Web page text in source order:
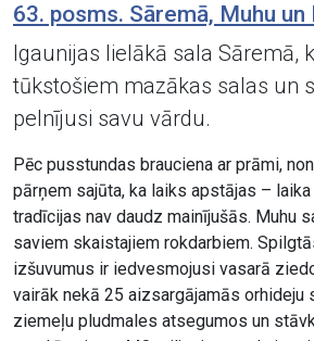
63. posms. Sāremā, Muhu un
Igaunijas lielākā sala Sāremā,
tūkstošiem mazākas salas un
pelnījusi savu vārdu.
Pēc pusstundas brauciena ar prāmi,
pārņem sajūta, ka laiks apstājas –
tradīcijas nav daudz mainījušās. Muhu
saviem skaistajiem rokdarbiem.
izšuvumus ir iedvesmojusi vasarā
vairāk nekā 25 aizsargājamās orhideju
ziemeļu pludmales atsegumos un